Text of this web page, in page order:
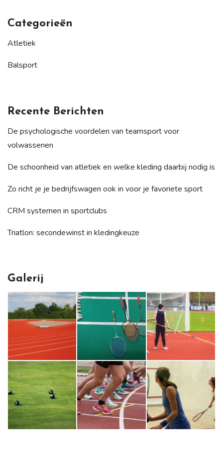
Categorieën
Atletiek
Balsport
Recente Berichten
De psychologische voordelen van teamsport voor
volwassenen
De schoonheid van atletiek en welke kleding daarbij nodig is
Zo richt je je bedrijfswagen ook in voor je favoriete sport
CRM systemen in sportclubs
Triatlon: secondewinst in kledingkeuze
Galerij